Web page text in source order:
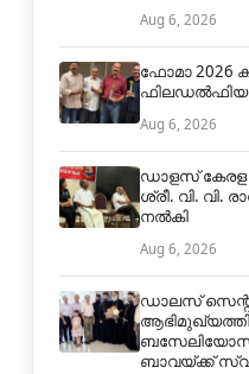
Aug 6, 2026
ഫോമാ 2026
ഫിലഡൽഫിയ
Aug 6, 2026
ഡാളസ്
ശ്രീ. വി. വി.
നൽകി
Aug 6, 2026
ഡാലസ് സെന്റ്
ബാവയ്ക്ക്